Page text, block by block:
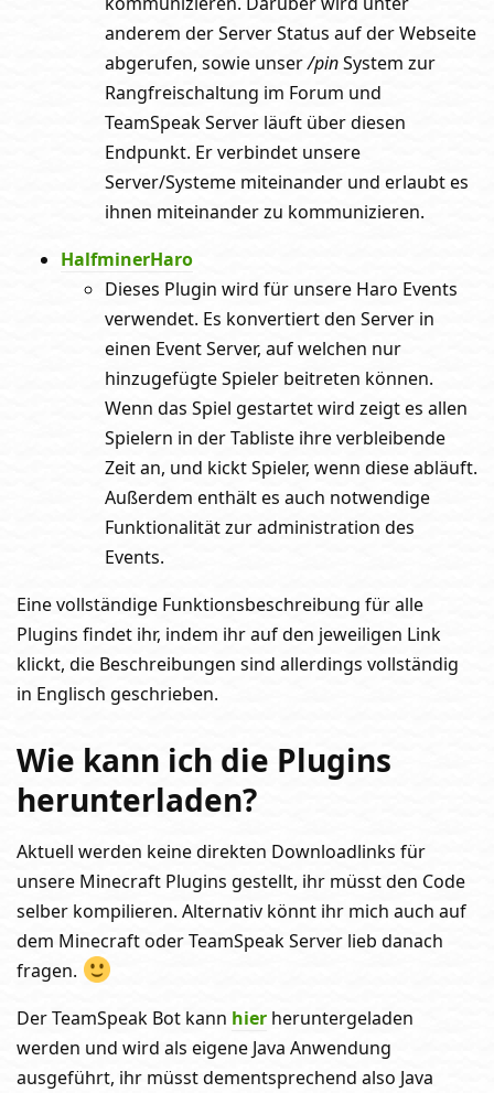
anderem der Server Status auf der Webseite
abgerufen, sowie unser/pinSystem zur
Rangfreischaltung im Forum und
TeamSpeak Server läuft über diesen
Endpunkt. Er verbindet unsere
Server/Systeme miteinander und erlaubt es
ihnen miteinander zu kommunizieren.
HalfminerHaro
Dieses Plugin wird für unsere Haro Events
verwendet. Es konvertiert den Server in
einen Event Server, auf welchen nur
hinzugefügte Spieler beitreten können.
Wenn das Spiel gestartet wird zeigt es allen
Spielern in der Tabliste ihre verbleibende
Zeit an, und kickt Spieler, wenn diese abläuft.
Außerdem enthält es auch notwendige
Funktionalität zur administration des
Events.
Eine vollständige Funktionsbeschreibung für alle
Plugins findet ihr, indem ihr auf den jeweiligen Link
klickt, die Beschreibungen sind allerdings vollständig
in Englisch geschrieben.
Wie kann ich die Plugins
herunterladen?
Aktuell werden keine direkten Downloadlinks für
unsere Minecraft Plugins gestellt, ihr müsst den Code
selber kompilieren. Alternativ könnt ihr mich auch auf
dem Minecraft oder TeamSpeak Server lieb danach
fragen.
Der TeamSpeak Bot kann hier heruntergeladen
werden und wird als eigene Java Anwendung
ausgeführt, ihr müsst dementsprechend also Java